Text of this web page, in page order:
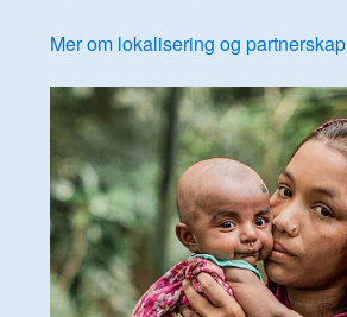
Mer om lokalisering og partnerskap